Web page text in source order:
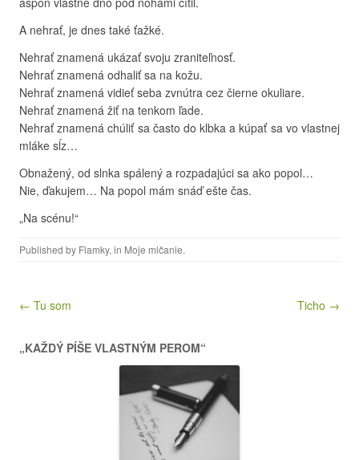
A nehrať, je dnes také ťažké.
Nehrať znamená ukázať svoju zraniteľnosť.
Nehrať znamená odhaliť sa na kožu.
Nehrať znamená vidieť seba zvnútra cez čierne okuliare.
Nehrať znamená žiť na tenkom ľade.
Nehrať znamená chúliť sa často do klbka a kúpať sa vo vlastnej
mláke sĺz…
Obnažený, od slnka spálený a rozpadajúci sa ako popol…
Nie, ďakujem… Na popol mám snáď ešte čas.
„Na scénu!“
Published by Flamky, in Moje mlčanie.
Post navigation
← Tu som Ticho →
„KAŽDÝ PÍŠE VLASTNÝM PEROM“